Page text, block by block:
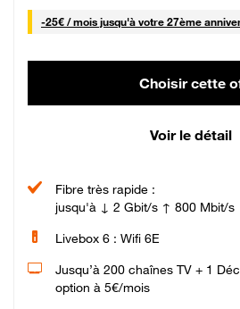
-25€ / mois25 € par mois
jusqu'à votre 27ème
Choisir cette
Voir le détail
Fibre très rapide :
jusqu'à ↓ 2 Gbit/s ↑ 800 Mbit/s
Livebox 6 : Wifi 6E
Jusqu’à 200 chaînes TV + 1
option à 5€/mois